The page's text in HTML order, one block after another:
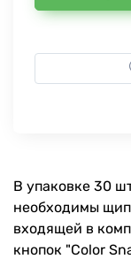
В упаковке 30
необходимы
входящей в
кнопок "Color